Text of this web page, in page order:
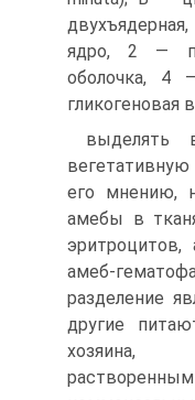
ядро, 2 —
оболочка, 4
гликогеновая
выделять
его мнению,
амебы в
амеб-
разделение
другие
хозяина,